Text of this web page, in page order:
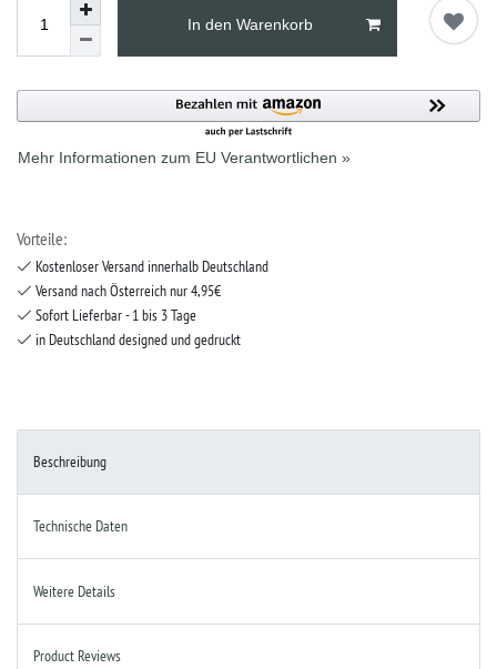
In den Warenkorb
Mehr Informationen zum EU Verantwortlichen »
Vorteile:
Kostenloser Versand innerhalb Deutschland
Versand nach Österreich nur 4,95€
Sofort Lieferbar - 1 bis 3 Tage
in Deutschland designed und gedruckt
Beschreibung
Technische Daten
Weitere Details
Product Reviews